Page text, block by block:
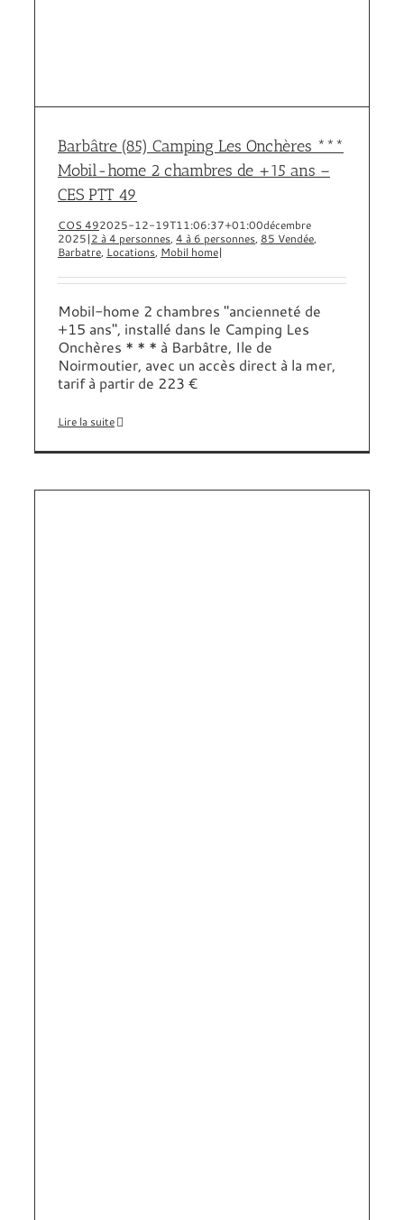
Barbâtre (85) Camping Les Onchères ***
Mobil-home 2 chambres de +15 ans –
CES PTT 49
COS 492025-12-19T11:06:37+01:00décembre
2025|2 à 4 personnes, 4 à 6 personnes, 85 Vendée,
Barbatre, Locations, Mobil home|
Mobil-home 2 chambres "ancienneté de
+15 ans", installé dans le Camping Les
Onchères * * * à Barbâtre, Ile de
Noirmoutier, avec un accès direct à la mer,
tarif à partir de 223 €
Lire la suite